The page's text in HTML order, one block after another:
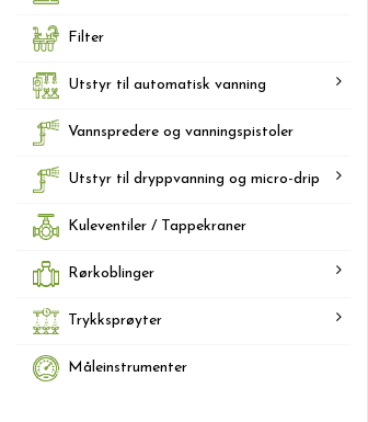
Filter
Utstyr til automatisk vanning
Vannspredere og vanningspistoler
Utstyr til dryppvanning og micro-drip
Kuleventiler / Tappekraner
Rørkoblinger
Trykksprøyter
Måleinstrumenter